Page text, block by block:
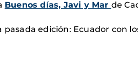
Buenos días, Javi y Mar de
edición: Ecuador con